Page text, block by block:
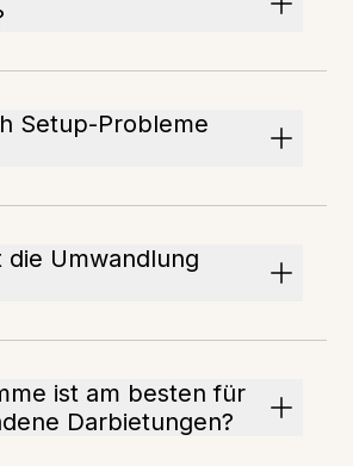
Setup-Probleme
die Umwandlung
ist am besten für
Darbietungen?